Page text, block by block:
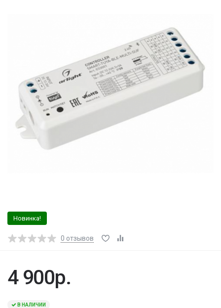
Новинка!
0 отзывов
4 900р.
В НАЛИЧИИ